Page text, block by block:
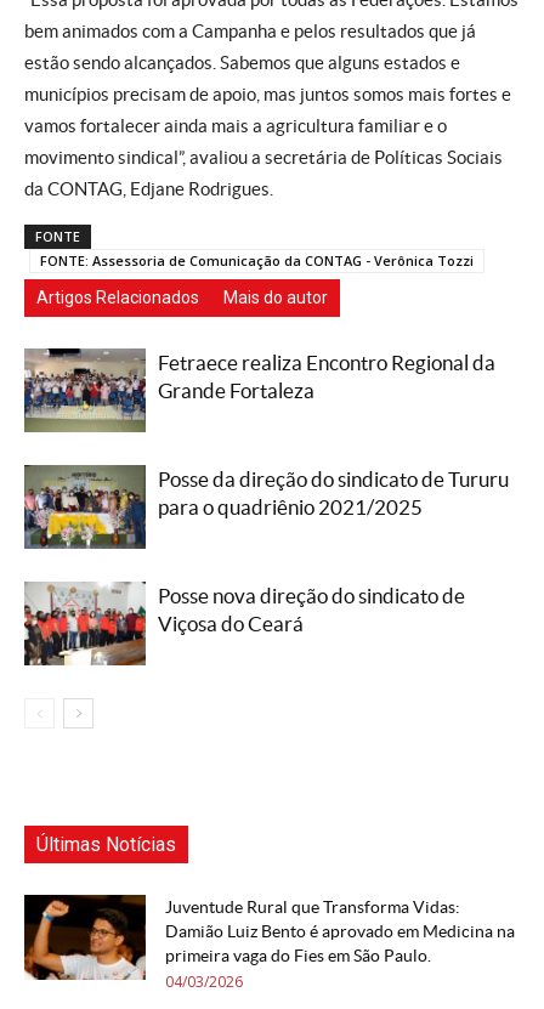
bem animados com a Campanha e pelos resultados que já
estão sendo alcançados. Sabemos que alguns estados e
municípios precisam de apoio, mas juntos somos mais fortes e
vamos fortalecer ainda mais a agricultura familiar e o
movimento sindical”, avaliou a secretária de Políticas Sociais
da CONTAG, Edjane Rodrigues.
FONTE
FONTE: Assessoria de Comunicação da CONTAG - Verônica Tozzi
Artigos Relacionados Mais do autor
Fetraece realiza Encontro Regional da
Grande Fortaleza
Posse da direção do sindicato de Tururu
para o quadriênio 2021/2025
Posse nova direção do sindicato de
Viçosa do Ceará
Últimas Notícias
Juventude Rural que Transforma Vidas:
Damião Luiz Bento é aprovado em Medicina na
primeira vaga do Fies em São Paulo.
04/03/2026